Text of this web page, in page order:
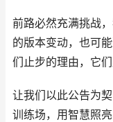
前路必然充满挑战
的版本变动，也可
们止步的理由，它
让我们以此公告为
训练场，用智慧照